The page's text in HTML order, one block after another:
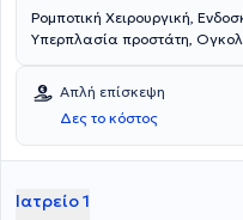
Ρομποτική Χειρουργική,
Υπερπλασία προστάτη,
Απλή επίσκεψη
Δες το κόστος
Ιατρείο 1